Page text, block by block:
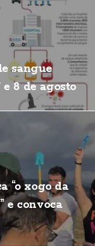
sangue
8 de agosto
“o xogo da
e convoca